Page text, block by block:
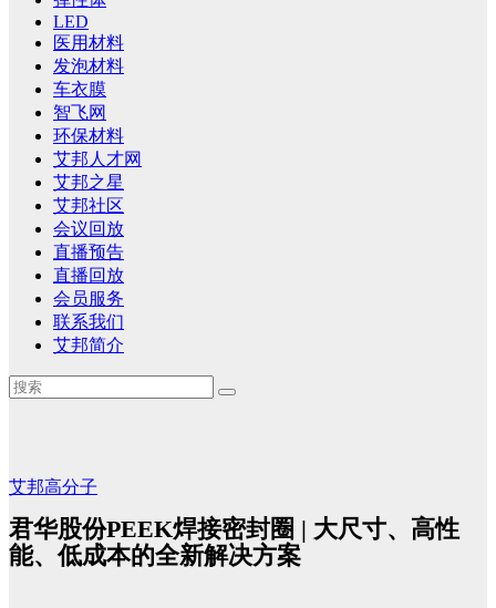
LED
医用材料
发泡材料
车衣膜
智飞网
环保材料
艾邦人才网
艾邦之星
艾邦社区
会议回放
直播预告
直播回放
会员服务
联系我们
艾邦简介
艾邦高分子
君华股份PEEK焊接密封圈 | 大尺寸、高性
能、低成本的全新解决方案